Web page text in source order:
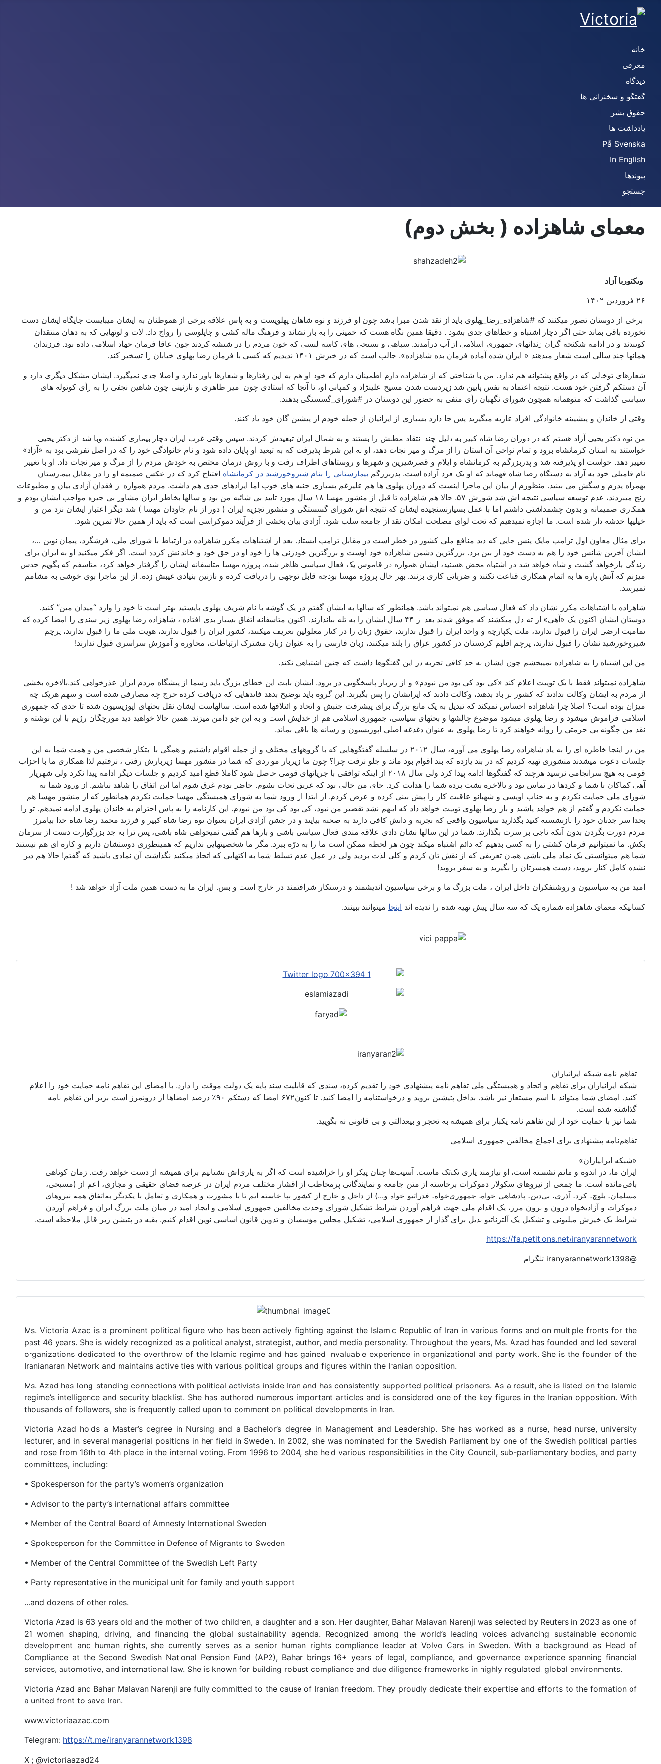
خانه
معرفی
دیدگاه
گفتگو و سخنرانی ها
حقوق بشر
یادداشت ها
På Svenska
In English
پیوندها
جستجو
Ms. Victoria Azad is a prominent political figure who has been actively fighting against the Islamic Republic of Iran in various forms and on multiple fronts for the
past 46 years. She is widely recognized as a political analyst, strategist, author, and media personality. Throughout the years, Ms. Azad has founded and led several
organizations dedicated to the overthrow of the Islamic regime and has gained invaluable experience in organizational and party work. She is the founder of the
Iranianaran Network and maintains active ties with various political groups and figures within the Iranian opposition.
Ms. Azad has long-standing connections with political activists inside Iran and has consistently supported political prisoners. As a result, she is listed on the Islamic
regime’s intelligence and security blacklist. She has authored numerous important articles and is considered one of the key figures in the Iranian opposition. With
thousands of followers, she is frequently called upon to comment on political developments in Iran.
Victoria Azad holds a Master’s degree in Nursing and a Bachelor’s degree in Management and Leadership. She has worked as a nurse, head nurse, university
lecturer, and in several managerial positions in her field in Sweden. In 2002, she was nominated for the Swedish Parliament by one of the Swedish political parties
and rose from 16th to 4th place in the internal voting. From 1996 to 2004, she held various responsibilities in the City Council, sub-parliamentary bodies, and party
committees, including:
• Spokesperson for the party’s women’s organization
• Advisor to the party’s international affairs committee
• Member of the Central Board of Amnesty International Sweden
• Spokesperson for the Committee in Defense of Migrants to Sweden
• Member of the Central Committee of the Swedish Left Party
• Party representative in the municipal unit for family and youth support
…and dozens of other roles.
Victoria Azad is 63 years old and the mother of two children, a daughter and a son. Her daughter, Bahar Malavan Narenji was selected by Reuters in 2023 as one of
21 women shaping, driving, and financing the global sustainability agenda. Recognized among the world’s leading voices advancing sustainable economic
development and human rights, she currently serves as a senior human rights compliance leader at Volvo Cars in Sweden. With a background as Head of
Compliance at the Second Swedish National Pension Fund (AP2), Bahar brings 16+ years of legal, compliance, and governance experience spanning financial
services, automotive, and international law. She is known for building robust compliance and due diligence frameworks in highly regulated, global environments.
Victoria Azad and Bahar Malavan Narenji are fully committed to the cause of Iranian freedom. They proudly dedicate their expertise and efforts to the formation of
a united front to save Iran.
www.victoriaazad.com
Telegram: https://t.me/iranyarannetwork1398
X ; @victoriaazad24
معمای شاهزاده ( بخش دوم)
ویکتوریا آزاد
۲۶ فروردین ۱۴۰۲
برخی از دوستان تصور میکنند که #شاهزاده_رضا_پهلوی باید از نقد شدن مبرا باشد چون او فرزند و نوه شاهان پهلویست و به پاس علاقه برخی از هموطنان به ایشان میبایست جایگاه ایشان دست
نخورده باقی بماند حتی اگر دچار اشتباه و خطاهای جدی بشود . دقیقا همین نگاه هست که خمینی را به بار نشاند و فرهنگ ماله کشی و چاپلوسی را رواج داد. لات و لوتهایی که به دهان منتقدان
کوبیدند و در ادامه شکنجه گران زندانهای جمهوری اسلامی از آب درآمدند. سپاهی و بسیجی های کاسه لیسی که خون مردم را در شیشه کردند چون عاقا فرمان جهاد اسلامی داده بود. فرزندان
همانها چند سالی است شعار میدهند « ایران شده آماده فرمان بده شاهزاده». جالب است که در خیزش ۱۴۰۱ ندیدیم که کسی با فرمان رضا پهلوی خیابان را تسخیر کند.
شعارهای توخالی که در واقع پشتوانه هم ندارد. من با شناختی که از شاهزاده دارم اطمینان دارم که خود او هم به این رفتارها و شعارها باور ندارد و اصلا جدی نمیگیرد. ایشان مشکل دیگری دارد و
آن دستکم گرفتن خود هست. نتیجه اعتماد به نفس پایین شد زیردست شدن مسیح علینژاد و کمپانی او، تا آنجا که استادی چون امیر طاهری و نازنینی چون شاهین نجفی را به رأی کوتوله های
سیاسی گذاشت که متوهمانه همچون شورای نگهبان رأی منفی به حضور این دوستان در #شورای_گسستگی بدهند.
وقتی از خاندان و پیشیینه خانوادگی افراد عاریه میگیرید پس جا دارد بسیاری از ایرانیان از جمله خودم از پیشین گان خود یاد کنند.
من نوه دکتر یحیی آزاد هستم که در دوران رضا شاه کبیر به دلیل چند انتقاد مطبش را بستند و به شمال ایران تبعیدش کردند. سپس وقتی غرب ایران دچار بیماری کشنده وبا شد از دکتر یحیی
خواستند به استان کرمانشاه برود و تمام نواحی آن استان را از مرگ و میر نجات دهد، او به این شرط پذیرفت که به تبعید او پایان داده شود و نام خانوادگی خود را که در اصل تفرشی بود به «آزاد»
تغییر دهد. خواست او پذیرفته شد و پدربزرگم به کرمانشاه و ایلام و قصرشیرین و شهرها و روستاهای اطراف رفت و با روش درمان مختص به خودش مردم را از مرگ و میر نجات داد. او با تغییر
نام فامیلی خود به آزاد به دستگاه رضا شاه فهماند که او یک فرد آزاده است. پدربزرگم بیمارستانی را بنام شیروخورشید در کرمانشاه افتتاح کرد که در عکس ضمیمه او را در مقابل بیمارستان
بهمراه پدرم و سگش می بینید. منظورم از بیان این ماجرا اینست که دوران پهلوی ها هم علیرغم بسیاری جنبه های خوب اما ایرادهای جدی هم داشت. مردم همواره از فقدان آزادی بیان و مطبوعات
رنج میبردند، عدم توسعه سیاسی نتیجه اش شد شورش ۵۷. حالا هم شاهزاده تا قبل از منشور مهسا ۱۸ سال مورد تایید بی شائبه من بود و سالها بخاطر ایران مشاور بی جیره مواجب ایشان بودم و
همکاری صمیمانه و بدون چشمداشتی داشتم اما با عمل بسیارنسنجیده ایشان که نتیجه اش شورای گسستگی و منشور تجزیه ایران ( دور از نام جاودان مهسا ) شد دیگر اعتبار ایشان نزد من و
خیلیها خدشه دار شده است. ما اجازه نمیدهیم که تحت لوای مصلحت امکان نقد از جامعه سلب شود. آزادی بیان بخشی از فرآیند دموکراسی است که باید از همین حالا تمرین شود.
برای مثال معاون اول ترامپ مایک پنس جایی که دید منافع ملی کشور در خطر است در مقابل ترامپ ایستاد. بعد از اشتباهات مکرر شاهزاده در ارتباط با شورای ملی، فرشگرد، پیمان نوین …،
ایشان آخرین شانس خود را هم به دست خود از بین برد. بزرگترین دشمن شاهزاده خود اوست و بزرگترین خودزنی ها را خود او در حق خود و خاندانش کرده است. اگر فکر میکنید او به ایران برای
زندگی بازخواهد گشت و شاه خواهد شد در اشتباه محض هستید، ایشان همواره در قاموس یک فعال سیاسی ظاهر شده. پروژه مهسا متاسفانه ایشان را گرفتار خواهد کرد، متاسفم که بگویم حدس
میزنم که آتش پاره ها به اتمام همکاری قناعت نکنند و ضرباتی کاری بزنند. بهر حال پروژه مهسا بودجه قابل توجهی را دریافت کرده و نازنین بنیادی غیبش زده. از این ماجرا بوی خوشی به مشامم
نمیرسد.
شاهزاده با اشتباهات مکرر نشان داد که فعال سیاسی هم نمیتواند باشد. همانطور که سالها به ایشان گفتم در یک گوشه با نام شریف پهلوی بایستید بهتر است تا خود را وارد “میدان مین” کنید.
دوستان ایشان اکنون یک «آهی» از ته دل میکشند که موفق شدند بعد از ۴۴ سال ایشان را به تله بیاندازند. اکنون متاسفانه اتفاق بسیار بدی افتاده ، شاهزاده رضا پهلوی زیر سندی را امضا کرده که
تمامیت ارضی ایران را قبول ندارند، ملت یکپارچه و واحد ایران را قبول ندارند، حقوق زنان را در کنار معلولین تعریف میکنند، کشور ایران را قبول ندارند، هویت ملی ما را قبول ندارند، پرچم
شیروخورشید نشان را قبول ندارند، پرچم اقلیم کردستان در کشور عراق را بلند میکنند، زبان فارسی را به عنوان زبان مشترک ارتباطات، محاوره و آموزش سراسری قبول ندارند!
من این اشتباه را به شاهزاده نمیبخشم چون ایشان به حد کافی تجربه در این گفتگوها داشت که چنین اشتباهی نکند.
شاهزاده نمیتواند فقط با یک توییت اعلام کند «کی بود کی بود من نبودم» و از زیربار پاسخگویی در برود. ایشان بابت این خطای بزرگ باید رسما از پیشگاه مردم ایران عذرخواهی کند.بالاخره بخشی
از مردم به ایشان وکالت ندادند که کشور بر باد بدهند، وکالت دادند که ایرانشان را پس بگیرند. این گروه باید توضیح بدهد فاندهایی که دریافت کرده خرج چه مصارفی شده است و سهم هریک چه
میزان بوده است؟ اصلا چرا شاهزاده احساس نمیکند که تبدیل به یک مانع بزرگ برای پیشرفت جنبش و اتحاد و ائتلافها شده است. سالهاست ایشان نقل بحثهای اپوزیسیون شده تا حدی که جمهوری
اسلامی فراموش میشود و رضا پهلوی میشود موضوع چالشها و بحثهای سیاسی، جمهوری اسلامی هم از خدایش است و به این جو دامن میزند. همین حالا خواهید دید مورچگان رژیم با این نوشته و
نقد من چگونه بی حرمتی را روانه خواهند کرد تا رضا پهلوی به عنوان دغدغه اصلی اپوزیسیون و رسانه ها باقی بماند.
من در اینجا خاطره ای را به یاد شاهزاده رضا پهلوی می آورم، سال ۲۰۱۲ در سلسله گفتگوهایی که با گروههای مختلف و از جمله اقوام داشتیم و همگی با ابتکار شخصی من و همت شما به این
جلسات دعوت میشدند منشوری تهیه کردیم که در بند یازده که بند اقوام بود ماند و جلو نرفت چرا؟ چون ما زیربار مواردی که شما در منشور مهسا زیربارش رفتی ، نرفتیم لذا همکاری ما با احزاب
قومی به هیچ سرانجامی نرسید هرچند که گفتگوها ادامه پیدا کرد ولی سال ۲۰۱۸ از اینکه توافقی با جریانهای قومی حاصل شود کاملا قطع امید کردیم و جلسات دیگر ادامه پیدا نکرد ولی شهریار
آهی کماکان با شما و کردها در تماس بود و بالاخره پشت پرده شما را هدایت کرد. جای من خالی بود که غریق نجات بشوم. حاضر بودم غرق شوم اما این اتفاق را شاهد نباشم. از ورود شما به
شورای ملی حمایت نکردم و به جناب اویسی و شهبانو عاقبت کار را پیش بینی کرده و عرض کردم. از ابتدا از ورود شما به شورای همبستگی مهسا حمایت نکردم همانطور که از منشور مهسا هم
حمایت نکردم و گفتم از هم خواهد پاشید و باز رضا پهلوی توییت خواهد داد که اینهم نشد تقصیر من نبود، کی بود کی بود من نبودم. این کارنامه را به پاس احترام به خاندان پهلوی ادامه نمیدهم. تو را
بخدا سر جدتان خود را بازنشسته کنید بگذارید سیاسیون واقعی که تجربه و دانش کافی دارند به صحنه بیایند و در جشن آزادی ایران بعنوان نوه رضا شاه کبیر و فرزند محمد رضا شاه خدا بیامرز
مردم دورت بگردن بدون آنکه تاجی بر سرت بگذارند. شما در این سالها نشان دادی علاقه مندی فعال سیاسی باشی و بارها هم گفتی نمیخواهی شاه باشی، پس ترا به جد بزرگوارت دست از سرمان
بکش. ما نمیتوانیم فرمان کشتی را به کسی بدهیم که دائم اشتباه میکند چون هر لحظه ممکن است ما را به درّه ببرد. مگر ما شخصیتهایی نداریم که همینطوری دوستشان داریم و کاره ای هم نیستند
شما هم میتوانستی یک نماد ملی باشی همان تعریفی که از نقش تان کردم و کلی لذت بردید ولی در عمل عدم تسلط شما به اکتهایی که اتحاذ میکنید نگذاشت آن نمادی باشید که گفتم! حالا هم دیر
نشده کامل کنار بروید، دست همسرتان را بگیرید و به سفر بروید!
امید من به سیاسیون و روشنفکران داخل ایران ، ملت بزرگ ما و برخی سیاسیون اندیشمند و درستکار شرافتمند در خارج است و بس. ایران ما به دست همین ملت آزاد خواهد شد !
کسانیکه معمای شاهزاده شماره یک که سه سال پیش تهیه شده را ندیده اند اینجا میتوانند ببینند.
تفاهم نامه شبکه ایرانیاران
شبکه ایرانیاران برای تفاهم و اتحاد و همبستگی ملی تفاهم نامه پیشنهادی خود را تقدیم کرده، سندی که قابلیت سند پایه یک دولت موقت را دارد. با امضای این تفاهم نامه حمایت خود را اعلام
کنید. امضای شما میتواند با اسم مستعار نیز باشد. بداخل پتیشین بروید و درخواستنامه را امضا کنید. تا کنون۶۷۲ امضا که دستکم ۹۰٪ درصد امضاها از درونمرز است بزیر این تفاهم نامه
گذاشته شده است.
شما نیز با حمایت خود از این تفاهم نامه یکبار برای همیشه به تحجر و بیعدالتی و بی قانونی نه بگویید.
تفاهم‌نامه پیشنهادی برای اجماع مخالفین جمهوری اسلامی
«شبکه ایرانیاران»
ایران ما، در اندوه و ماتم نشسته است، او نیازمند یاری تک‌تک ماست. آسیب‌ها چنان پیکر او را خراشیده است که اگر به یاری‌اش نشتابیم برای همیشه از دست خواهد رفت. زمان کوتاهی
باقی‌مانده است. ما جمعی از نیروهای سکولار دموکرات برخاسته از متن جامعه و نمایندگانی پرمخاطب از اقشار مختلف مردم ایران در عرصه فضای حقیقی و مجازی، اعم از (مسیحی،
مسلمان، بلوچ، کرد، آذری، بی‌دین، پادشاهی خواه، جمهوری‌خواه، فدراتیو خواه و...) از داخل و خارج از کشور بپا خاسته ایم تا با مشورت و همکاری و تعامل با یکدیگر به‌اتفاق همه نیروهای
دموکرات و آزادیخواه درون و برون مرز، یک اقدام ملی جهت فراهم آوردن شرایط تشکیل شورای وحدت مخالفین جمهوری اسلامی و ایجاد امید در میان ملت بزرگ ایران و فراهم آوردن
شرایط یک خیزش میلیونی و تشکیل یک آلترناتیو بدیل برای گذار از جمهوری اسلامی، تشکیل مجلس مؤسسان و تدوین قانون اساسی نوین اقدام کنیم. بقیه در پتیشن زیر قابل ملاحظه است.
https://fa.petitions.net/iranyarannetwork
@iranyarannetwork1398 تلگرام